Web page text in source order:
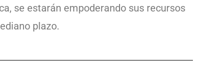
se estarán empoderando sus recursos
plazo.